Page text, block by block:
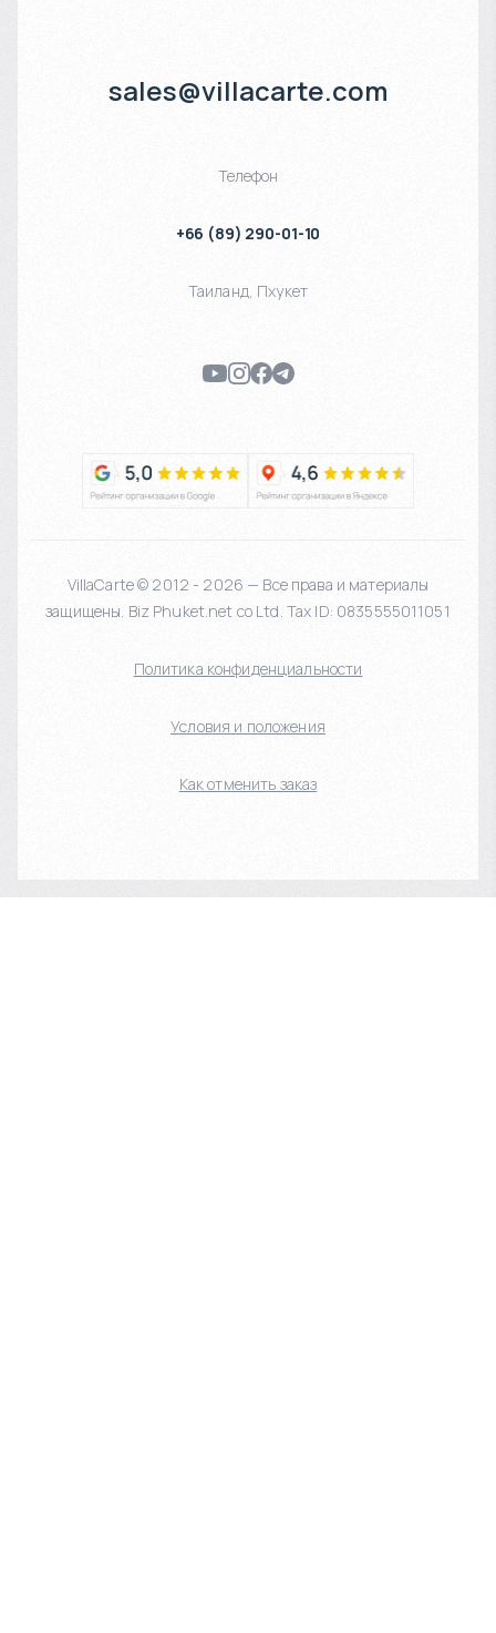
sales@villacarte.com
Телефон
+66 (89) 290-01-10
Таиланд Пхукет
VillaCarte © 2012 - 2026 — Все права и материалы
защищены. Biz Phuket.net co Ltd. Tax ID: 0835555011051
Политика конфиденциальности
Условия и положения
Как отменить заказ